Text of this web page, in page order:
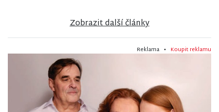
Zobrazit další články
Reklama • Koupit reklamu